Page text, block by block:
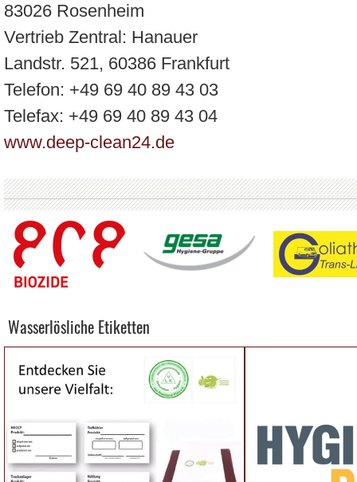
83026 Rosenheim
Vertrieb Zentral: Hanauer
Landstr. 521, 60386 Frankfurt
Telefon: +49 69 40 89 43 03
Telefax: +49 69 40 89 43 04
www.deep-clean24.de
Wasserlösliche Etiketten